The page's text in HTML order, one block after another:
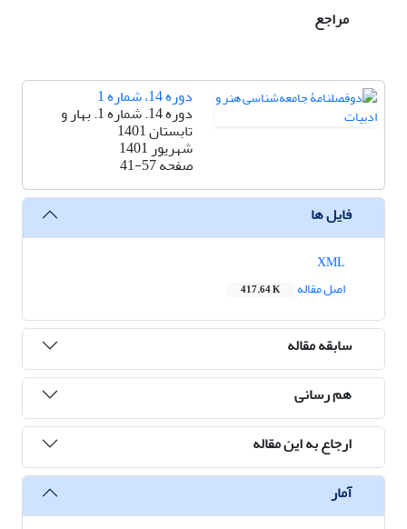
مراجع
دوره 14، شماره 1
دوره 14. شماره 1. بهار و
تابستان 1401
شهریور 1401
صفحه41-57
فایل ها
اصل مقاله
417.64 K
سابقه مقاله
هم رسانی
ارجاع به این مقاله
آمار